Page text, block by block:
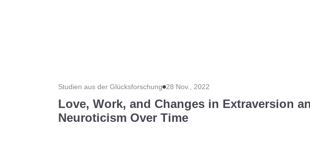
Studien aus der Glücksforschung 28 Nov., 2022
Love, Work, and Changes in Extraversion
Neuroticism Over Time